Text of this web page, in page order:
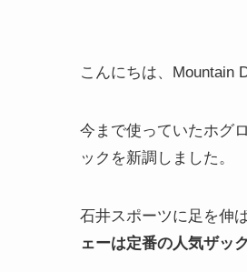
こんにちは、Mountain
今まで使っていたホグ
ックを新調しました。
石井スポーツに足を伸
ェーは定番の人気ザッ